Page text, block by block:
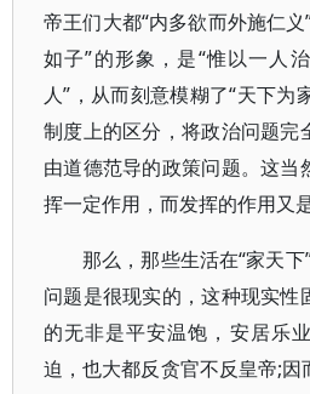
帝王们大都“内多欲而外施仁
如子”的形象，是“惟以一人
人”，从而刻意模糊了“天下为
制度上的区分，将政治问题完
由道德范导的政策问题。这当
挥一定作用，而发挥的作用又
那么，那些生活在“家天
问题是很现实的，这种现实性
的无非是平安温饱，安居乐
迫，也大都反贪官不反皇帝;